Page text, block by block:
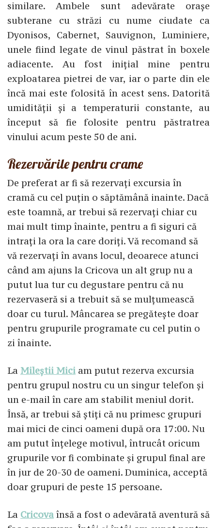
similare. Ambele sunt adevărate orașe
subterane cu străzi cu nume ciudate ca
Dyonisos, Cabernet, Sauvignon, Luminiere,
unele fiind legate de vinul păstrat în boxele
adiacente. Au fost inițial mine pentru
exploatarea pietrei de var, iar o parte din ele
încă mai este folosită în acest sens. Datorită
umidității și a temperaturii constante, au
început să fie folosite pentru păstratrea
vinului acum peste 50 de ani.
Rezervările pentru crame
De preferat ar fi să rezervați excursia în
cramă cu cel puțin o săptămână inainte. Dacă
este toamnă, ar trebui să rezervați chiar cu
mai mult timp înainte, pentru a fi siguri că
intrați la ora la care doriți. Vă recomand să
vă rezervați în avans locul, deoarece atunci
când am ajuns la Cricova un alt grup nu a
putut lua tur cu degustare pentru că nu
rezervaseră si a trebuit să se mulțumească
doar cu turul. Mâncarea se pregătește doar
pentru grupurile programate cu cel putin o
zi înainte.
La Mileștii Mici am putut rezerva excursia
pentru grupul nostru cu un singur telefon și
un e-mail în care am stabilit meniul dorit.
Însă, ar trebui să știți că nu primesc grupuri
mai mici de cinci oameni după ora 17:00. Nu
am putut înțelege motivul, întrucât oricum
grupurile vor fi combinate și grupul final are
în jur de 20-30 de oameni. Duminica, acceptă
doar grupuri de peste 15 persoane.
La Cricova însă a fost o adevărată aventură să